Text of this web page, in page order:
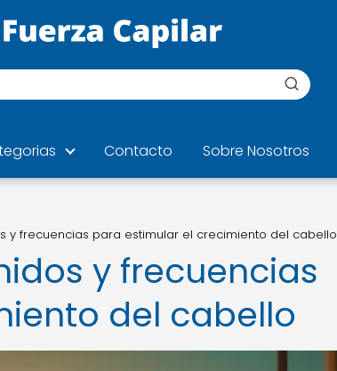
Contacto Sobre Nosotros
y frecuencias para estimular el crecimiento del cabello
y frecuencias
del cabello